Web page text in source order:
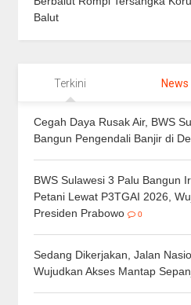
Balut
Terkini News
Cegah Daya Rusak Air, BWS
Bangun Pengendali Banjir di
BWS Sulawesi 3 Palu Bangun
Petani Lewat P3TGAI 2026,
Presiden Prabowo
0
Sedang Dikerjakan, Jalan
Wujudkan Akses Mantap